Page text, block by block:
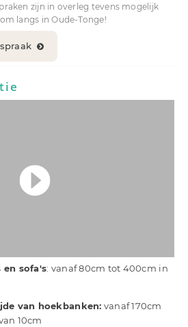
zijn in overleg tevens mogelijk
langs in Oude-Tonge!
en sofa's: vanaf 80cm tot 400cm in
van hoekbanken: vanaf 170cm
10cm